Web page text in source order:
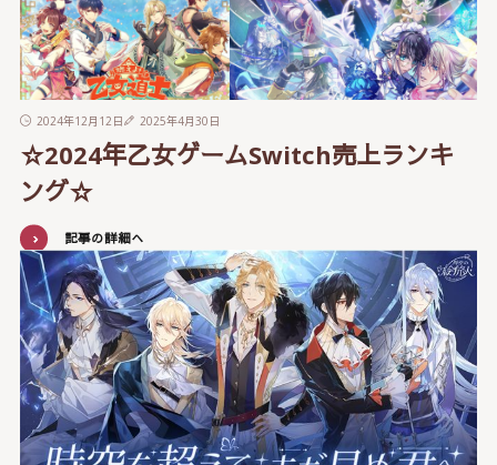
2024年12月12日 2025年4月30日
☆2024年乙女ゲームSwitch売上ランキ
ング☆
記事の詳細へ